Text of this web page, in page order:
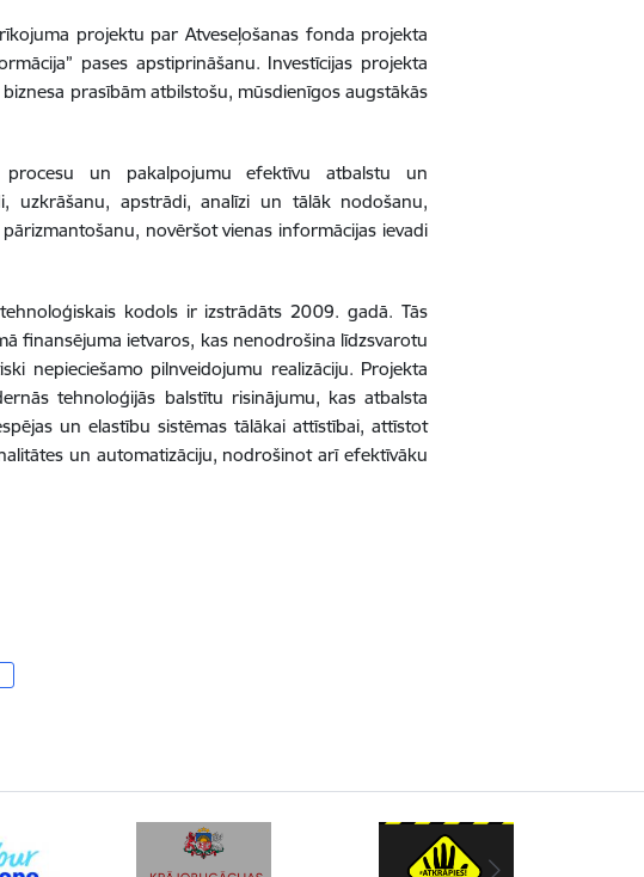
projektu par Atveseļošanas fonda projekta
pases apstiprināšanu. Investīcijas projekta
prasībām atbilstošu, mūsdienīgos augstākās
procesu un pakalpojumu efektīvu atbalstu un
uzkrāšanu, apstrādi, analīzi un tālāk nodošanu,
novēršot vienas informācijas ievadi
kodols ir izstrādāts 2009. gadā. Tās
finansējuma ietvaros, kas nenodrošina līdzsvarotu
nepieciešamo pilnveidojumu realizāciju. Projekta
tehnoloģijās balstītu risinājumu, kas atbalsta
un elastību sistēmas tālākai attīstībai, attīstot
un automatizāciju, nodrošinot arī efektīvāku